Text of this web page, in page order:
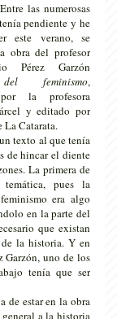
Entre las numerosas
pendiente y he
este verano, se
obra del profesor
Pérez Garzón
feminismo,
la profesora
y editado por
La Catarata.
texto al que tenía
de hincar el diente
La primera de
pues la
era algo
en la parte del
que existan
la historia. Y en
Garzón, uno de los
tenía que ser
de estar en la obra
a la historia